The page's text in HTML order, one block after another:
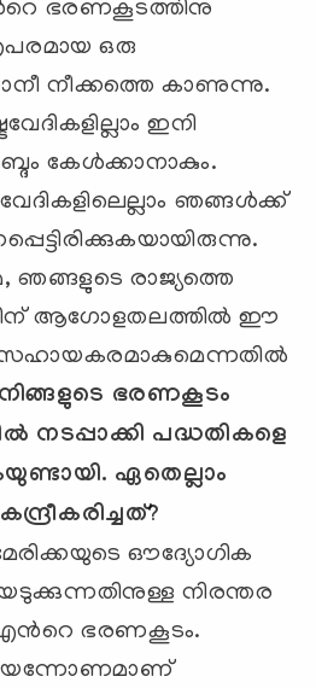
ഭരണകൂടത്തിനു
ഒരു
നീക്കത്തെ കാണുന്നു.
ഇനി
കേള്‍ക്കാനാകും.
ഞങ്ങള്‍ക്ക്
ഞങ്ങളുടെ രാജ്യത്തെ
ആഗോളതലത്തില്‍ ഈ
നിങ്ങളുടെ ഭരണകൂടം
നടപ്പാക്കി പദ്ധതികളെ
ഏതെല്ലാം
?
ഔദ്യോഗിക
നിരന്തര
എന്‍റെ ഭരണകൂടം.